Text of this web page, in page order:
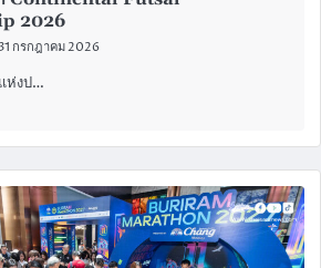
2026
31 กรกฎาคม 2026
ห่งป…